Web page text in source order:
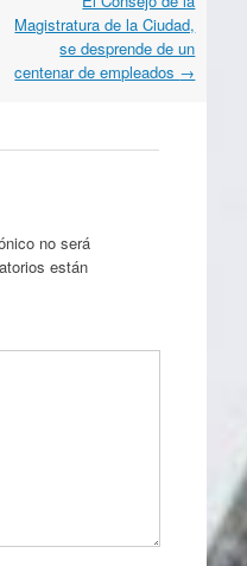
Magistratura de la Ciudad,
se desprende de un
centenar de empleados →
no será
están